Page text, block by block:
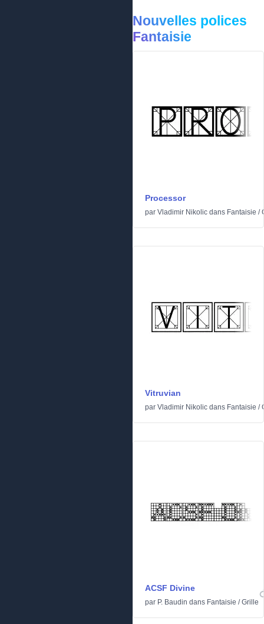
Nouvelles polices
Fantaisie
Processor
par Vladimir Nikolic dans Fantaisie /
Vitruvian
par Vladimir Nikolic dans Fantaisie /
ACSF Divine
par P. Baudin dans Fantaisie /Grille